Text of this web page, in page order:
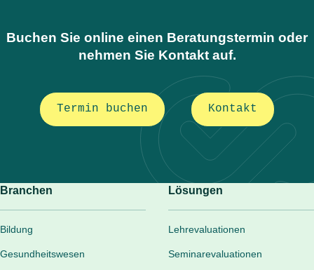
Buchen Sie online einen Beratungstermin oder
nehmen Sie Kontakt auf.
Termin buchen Kontakt
Branchen
Bildung
Gesundheitswesen
Lösungen
Lehrevaluationen
Seminarevaluationen